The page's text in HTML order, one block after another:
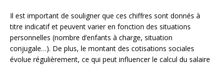
Il est important de souligner que ces chiffres sont donnés à
titre indicatif et peuvent varier en fonction des situations
personnelles (nombre d’enfants à charge, situation
conjugale…). De plus, le montant des cotisations sociales
évolue régulièrement, ce qui peut influencer le calcul du salaire